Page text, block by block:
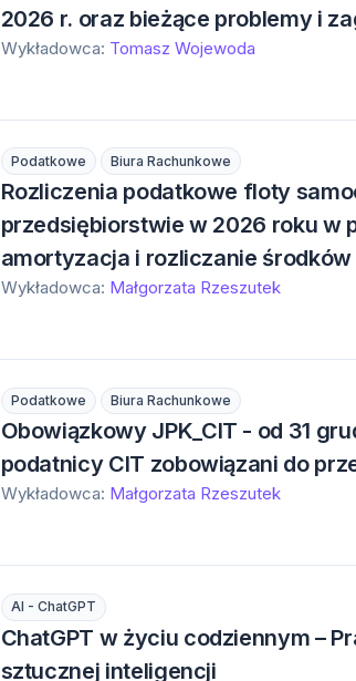
2026 r. oraz bieżące problemy i
Wykładowca: Tomasz Wojewoda
Podatkowe Biura Rachunkowe
Rozliczenia podatkowe floty
przedsiębiorstwie w 2026 roku w
amortyzacja i rozliczanie
Wykładowca: Małgorzata Rzeszutek
Podatkowe Biura Rachunkowe
Obowiązkowy JPK_CIT - od 31
podatnicy CIT zobowiązani do
Wykładowca: Małgorzata Rzeszutek
AI - ChatGPT
ChatGPT w życiu codziennym –
sztucznej inteligencji